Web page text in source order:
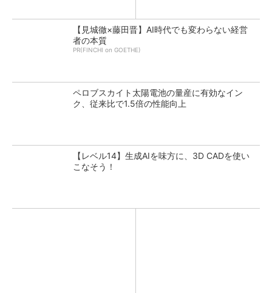
【見城徹×藤田晋】AI時代でも変わらない経営
者の本質
PR(FINCHI on GOETHE)
ペロブスカイト太陽電池の量産に有効なイン
ク、従来比で1.5倍の性能向上
【レベル14】生成AIを味方に、3D CADを使い
こなそう！